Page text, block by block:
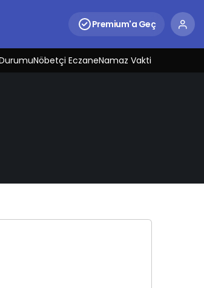
Premium'a Geç
Nöbetçi EczaneNamaz Vakti